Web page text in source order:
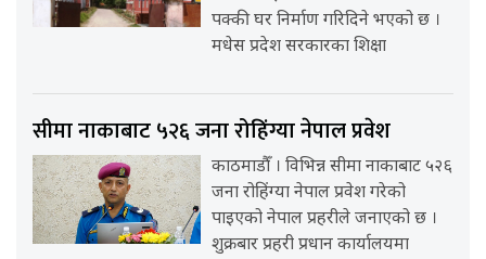
पक्की घर निर्माण गरिदिने भएको छ ।
मधेस प्रदेश सरकारका शिक्षा
सीमा नाकाबाट ५२६ जना रोहिंग्या नेपाल प्रवेश
काठमाडौँ । विभिन्न सीमा नाकाबाट ५२६
जना रोहिंग्या नेपाल प्रवेश गरेको
पाइएको नेपाल प्रहरीले जनाएको छ ।
शुक्रबार प्रहरी प्रधान कार्यालयमा